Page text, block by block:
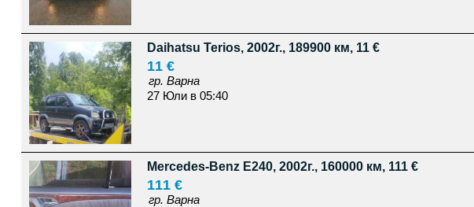
Daihatsu Terios, 2002г., 189900 км, 11 €
11 €
гр. Варна
27 Юли в 05:40
Mercedes-Benz E240, 2002г., 160000 км, 111 €
111 €
гр. Варна